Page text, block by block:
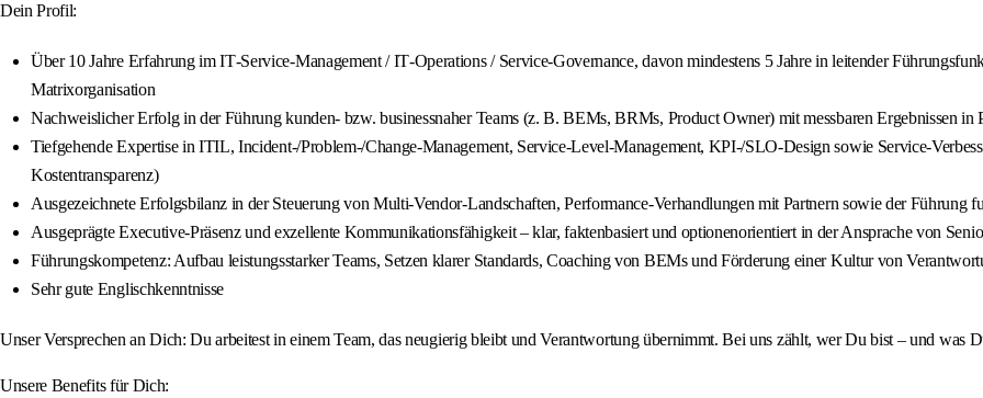
Dein Profil:
Über 10 Jahre Erfahrung im IT‑Service‑Management / IT‑Operations / Service‑Governance, davon mindestens 5 Jahre in leitender
Matrixorganisation
Nachweislicher Erfolg in der Führung kunden‑ bzw. businessnaher Teams (z. B. BEMs, BRMs, Product Owner) mit messbaren Ergebnissen
Tiefgehende Expertise in ITIL, Incident‑/Problem‑/Change‑Management, Service‑Level‑Management, KPI‑/SLO‑Design sowie
Kostentransparenz)
Ausgezeichnete Erfolgsbilanz in der Steuerung von Multi‑Vendor‑Landschaften, Performance‑Verhandlungen mit Partnern sowie der Führung
Ausgeprägte Executive‑Präsenz und exzellente Kommunikationsfähigkeit – klar, faktenbasiert und optionenorientiert in der Ansprache von
Führungskompetenz: Aufbau leistungsstarker Teams, Setzen klarer Standards, Coaching von BEMs und Förderung einer Kultur von
Sehr gute Englischkenntnisse
Unser Versprechen an Dich: Du arbeitest in einem Team, das neugierig bleibt und Verantwortung übernimmt. Bei uns zählt, wer Du bist – und was
Unsere Benefits für Dich: